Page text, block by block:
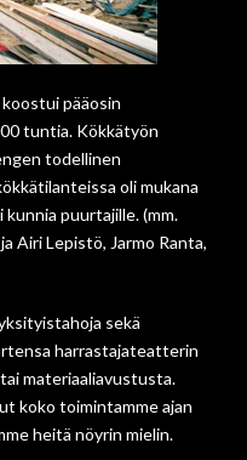
pääosin
tuntia. Kökkätyön
todellinen
oli mukana
kunnia puurtajille. (mm.
Airi Lepistö, Jarmo Ranta,
sekä
harrastajateatterin
materiaaliavustusta.
koko toimintamme ajan
heitä nöyrin mielin.